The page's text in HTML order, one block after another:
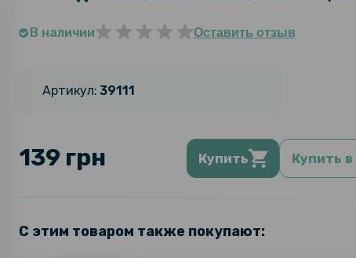
В наличии Оставить отзыв
Артикул: 39111
139 грн Купить Купить
С этим товаром также покупают: